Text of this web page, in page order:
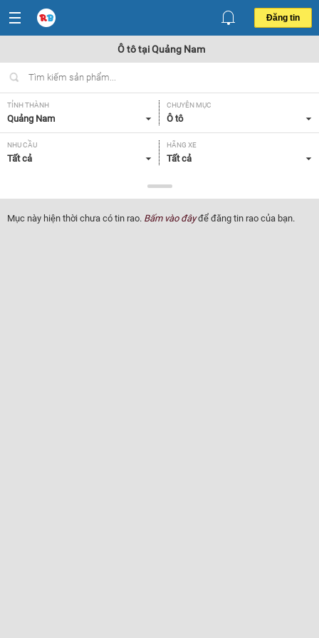
Đăng tin
Ô tô tại Quảng Nam
TỈNH THÀNH
Quảng Nam
CHUYÊN MỤC
Ô tô
NHU CẦU
Tất cả
HÃNG XE
Tất cả
Tất cả
NĂM SẢN XUẤT
Tất cả
GIÁ XE XUẤT XỨ
Mục này hiện thời chưa có tin rao. Bấm vào đâyđể đăng tin rao của bạn.